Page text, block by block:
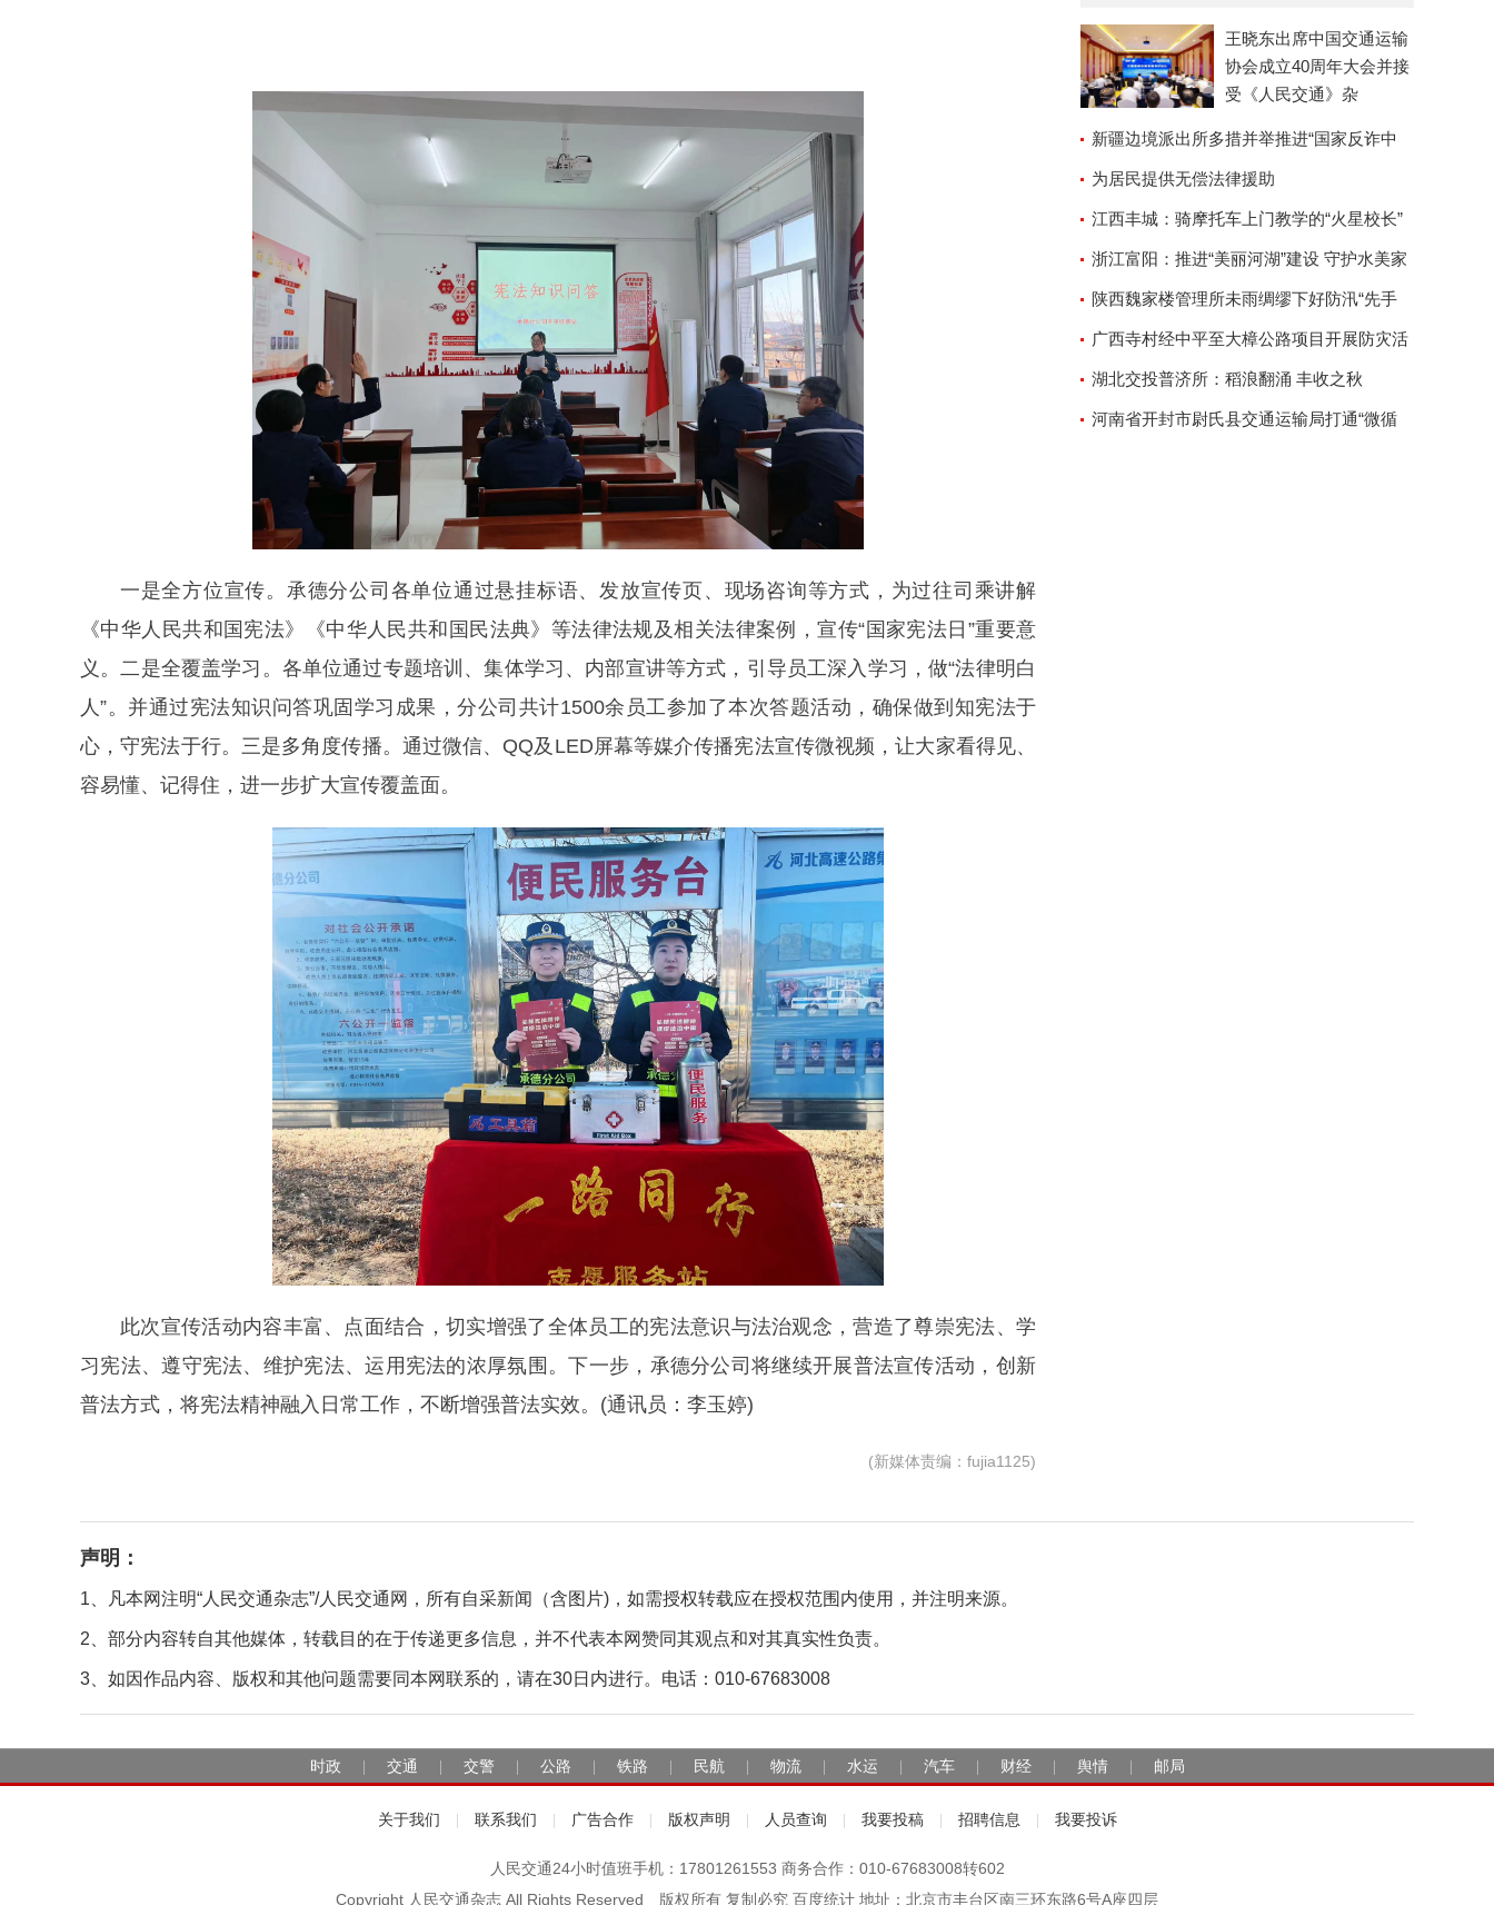
一是全方位宣传。承德分公司各单位通过悬挂标语、发放宣传页、现场咨询等方式，为过往司乘讲解
《中华人民共和国宪法》《中华人民共和国民法典》等法律法规及相关法律案例，宣传“国家宪法日”重要意
义。二是全覆盖学习。各单位通过专题培训、集体学习、内部宣讲等方式，引导员工深入学习，做“法律明白
人”。并通过宪法知识问答巩固学习成果，分公司共计1500余员工参加了本次答题活动，确保做到知宪法于
心，守宪法于行。三是多角度传播。通过微信、QQ及LED屏幕等媒介传播宪法宣传微视频，让大家看得见、
容易懂、记得住，进一步扩大宣传覆盖面。
此次宣传活动内容丰富、点面结合，切实增强了全体员工的宪法意识与法治观念，营造了尊崇宪法、学
习宪法、遵守宪法、维护宪法、运用宪法的浓厚氛围。下一步，承德分公司将继续开展普法宣传活动，创新
普法方式，将宪法精神融入日常工作，不断增强普法实效。(通讯员：李玉婷)
(新媒体责编：fujia1125)
王晓东出席中国交通运输
协会成立40周年大会并接
受《人民交通》杂
新疆边境派出所多措并举推进“国家反诈中
心”APP安装工作
为居民提供无偿法律援助
江西丰城：骑摩托车上门教学的“火星校长”
浙江富阳：推进“美丽河湖”建设 守护水美家
园陕西魏家楼管理所未雨绸缪下好防汛“先手
棋”广西寺村经中平至大樟公路项目开展防灾活
动湖北交投普济所：稻浪翻涌 丰收之秋
河南省开封市尉氏县交通运输局打通“微循
声明：
1、凡本网注明“人民交通杂志”/人民交通网，所有自采新闻（含图片)，如需授权转载应在授权范围内使用，并注明来源。
2、部分内容转自其他媒体，转载目的在于传递更多信息，并不代表本网赞同其观点和对其真实性负责。
3、如因作品内容、版权和其他问题需要同本网联系的，请在30日内进行。电话：010-67683008
时政 交通 交警 公路 铁路 民航 物流 水运 汽车 财经 舆情 邮局
关于我们 联系我们 广告合作 版权声明 人员查询 我要投稿 招聘信息 我要投诉
人民交通24小时值班手机：17801261553 商务合作：010-67683008转602
Copyright 人民交通杂志 All Rights Reserved 版权所有 复制必究 百度统计 地址：北京市丰台区南三环东路6号A座四层